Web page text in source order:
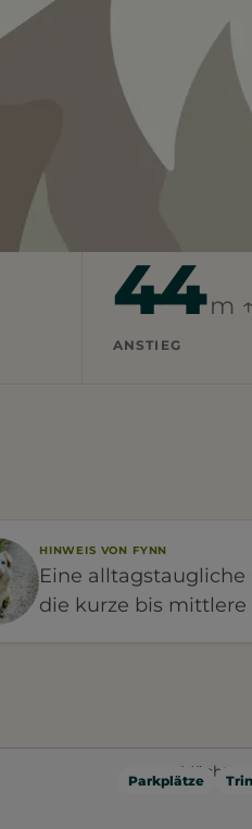
nicht ideal für
vor Ort. Für Hunde zu
44 m ↑
ANSTIEG
HINWEIS VON FYNN
Eine alltagstaugliche
die kurze bis
ParkplätzeMöchten